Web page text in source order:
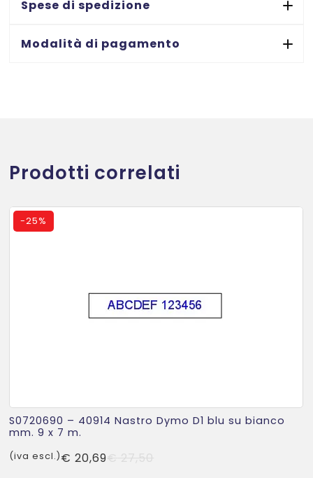
-
quantità
Spese di spedizione
Modalità di pagamento
Prodotti correlati
-25%
S0720690 – 40914 Nastro Dymo D1 blu su bianco
mm. 9 x 7 m.
€ 20,69
(iva escl.)